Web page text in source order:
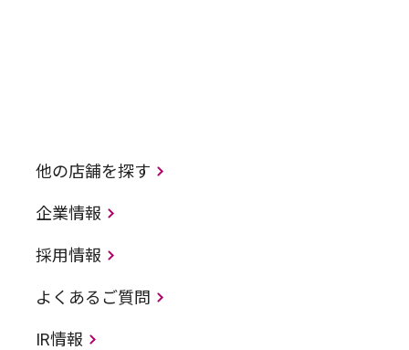
他の店舗を探す
企業情報
採用情報
よくあるご質問
IR情報